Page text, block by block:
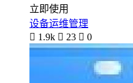
立即使用
设备运维管理
 1.9k  23  0